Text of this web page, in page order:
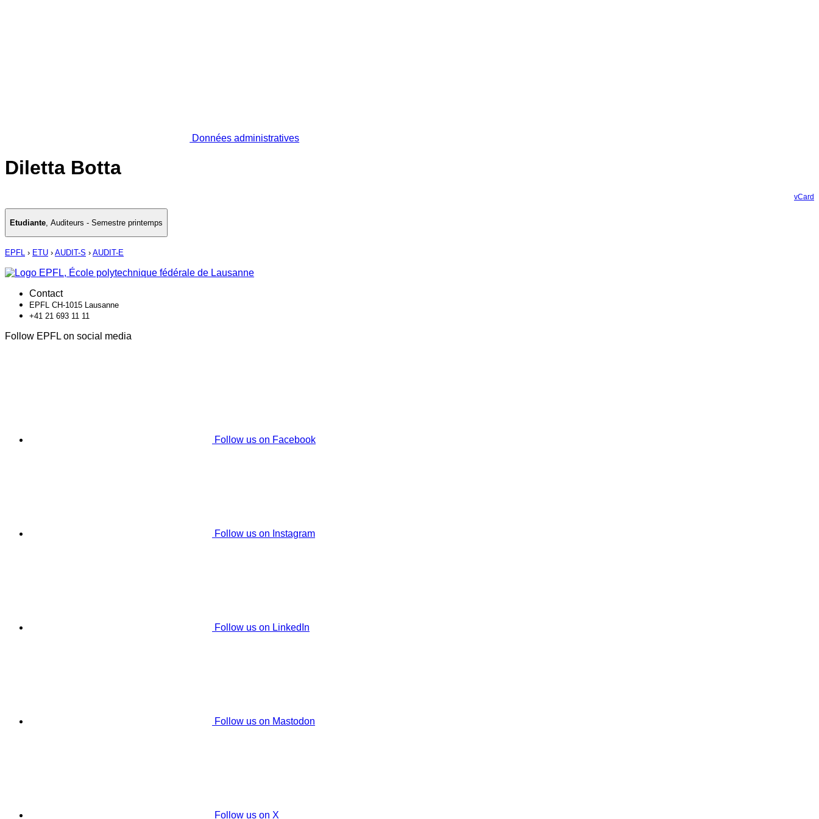
Données administratives
Diletta Botta
vCard
Etudiante, Auditeurs - Semestre printemps
EPFL › ETU › AUDIT-S › AUDIT-E
Contact
EPFL CH-1015 Lausanne
+41 21 693 11 11
Follow EPFL on social media
Follow us on Facebook
Follow us on Instagram
Follow us on LinkedIn
Follow us on Mastodon
Follow us on X